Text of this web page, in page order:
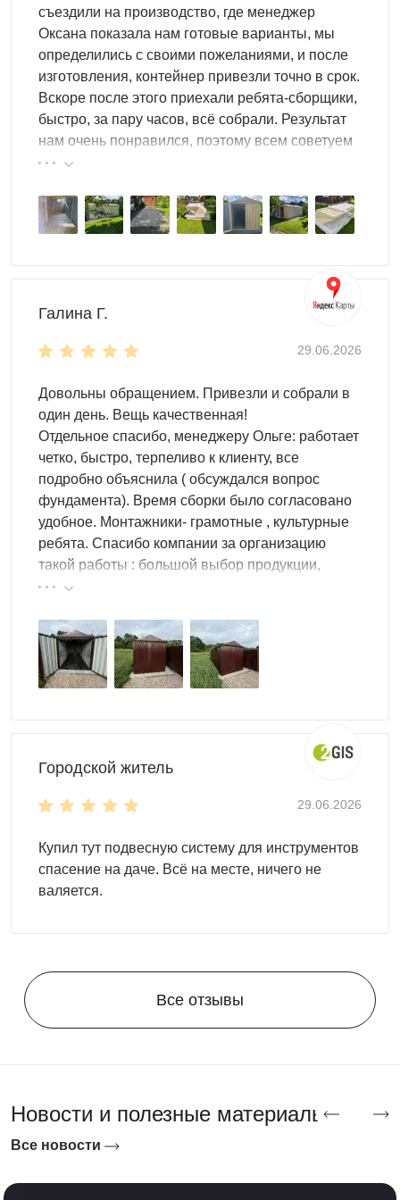
Каждая из этих систем легко собирается и разбирается,
также как и контейнеры SKOGGY. Легко установить
самостоятельно. ?
На стеллаже, системе хранения или панели можно
расположить любое имущество на ваше усмотрение:
автошины
автодиски
рабочие инструменты
бытовые предметы
Преимущество систем хранения SKOGGY заключается
обращении. Вы сможете собирать и разбирать изделие
свойств.
Особенности аксессуаров SKOGGY
Системы легко крепятся, выдерживают большие
нагрузки. Помогают навести порядок в гараже и
освободить пространство. Любые аксессуары можно
заказать отдельно или вместе с гаражом SKOGGY. В
таком случае установку стеллажей и панелей
сотрудники возьмут на себя.
Доставка по Белгороду и
Булгородской области
онлайн удобным для вас доступом: форма обратного
звонка, сообщение в мессенджере или письмо на почту.
Мы поможем реализовать любой проект, чтобы ваш
Компания Скогги предлагает большой выбор
доступным ценам для жителей
Белгорода и
съездили на производство, где менеджер
Оксана показала нам готовые варианты, мы
определились с своими пожеланиями, и после
изготовления, контейнер привезли точно в срок.
Вскоре после этого приехали ребята-сборщики,
быстро, за пару часов, всё собрали. Результат
нам очень понравился, поэтому всем советуем
эту фирму.
Галина Г.
29.06.2026
Довольны обращением. Привезли и собрали в
один день. Вещь качественная!
Отдельное спасибо, менеджеру Ольге: работает
четко, быстро, терпеливо к клиенту, все
подробно объяснила ( обсуждался вопрос
фундамента). Время сборки было согласовано
удобное. Монтажники- грамотные , культурные
ребята. Спасибо компании за организацию
такой работы : большой выбор продукции,
реальные цены.
Городской житель
29.06.2026
Купил тут подвесную систему для инструментов
спасение на даче. Всё на месте, ничего не
валяется.
Все отзывы
Новости и полезные материалы
Все новости